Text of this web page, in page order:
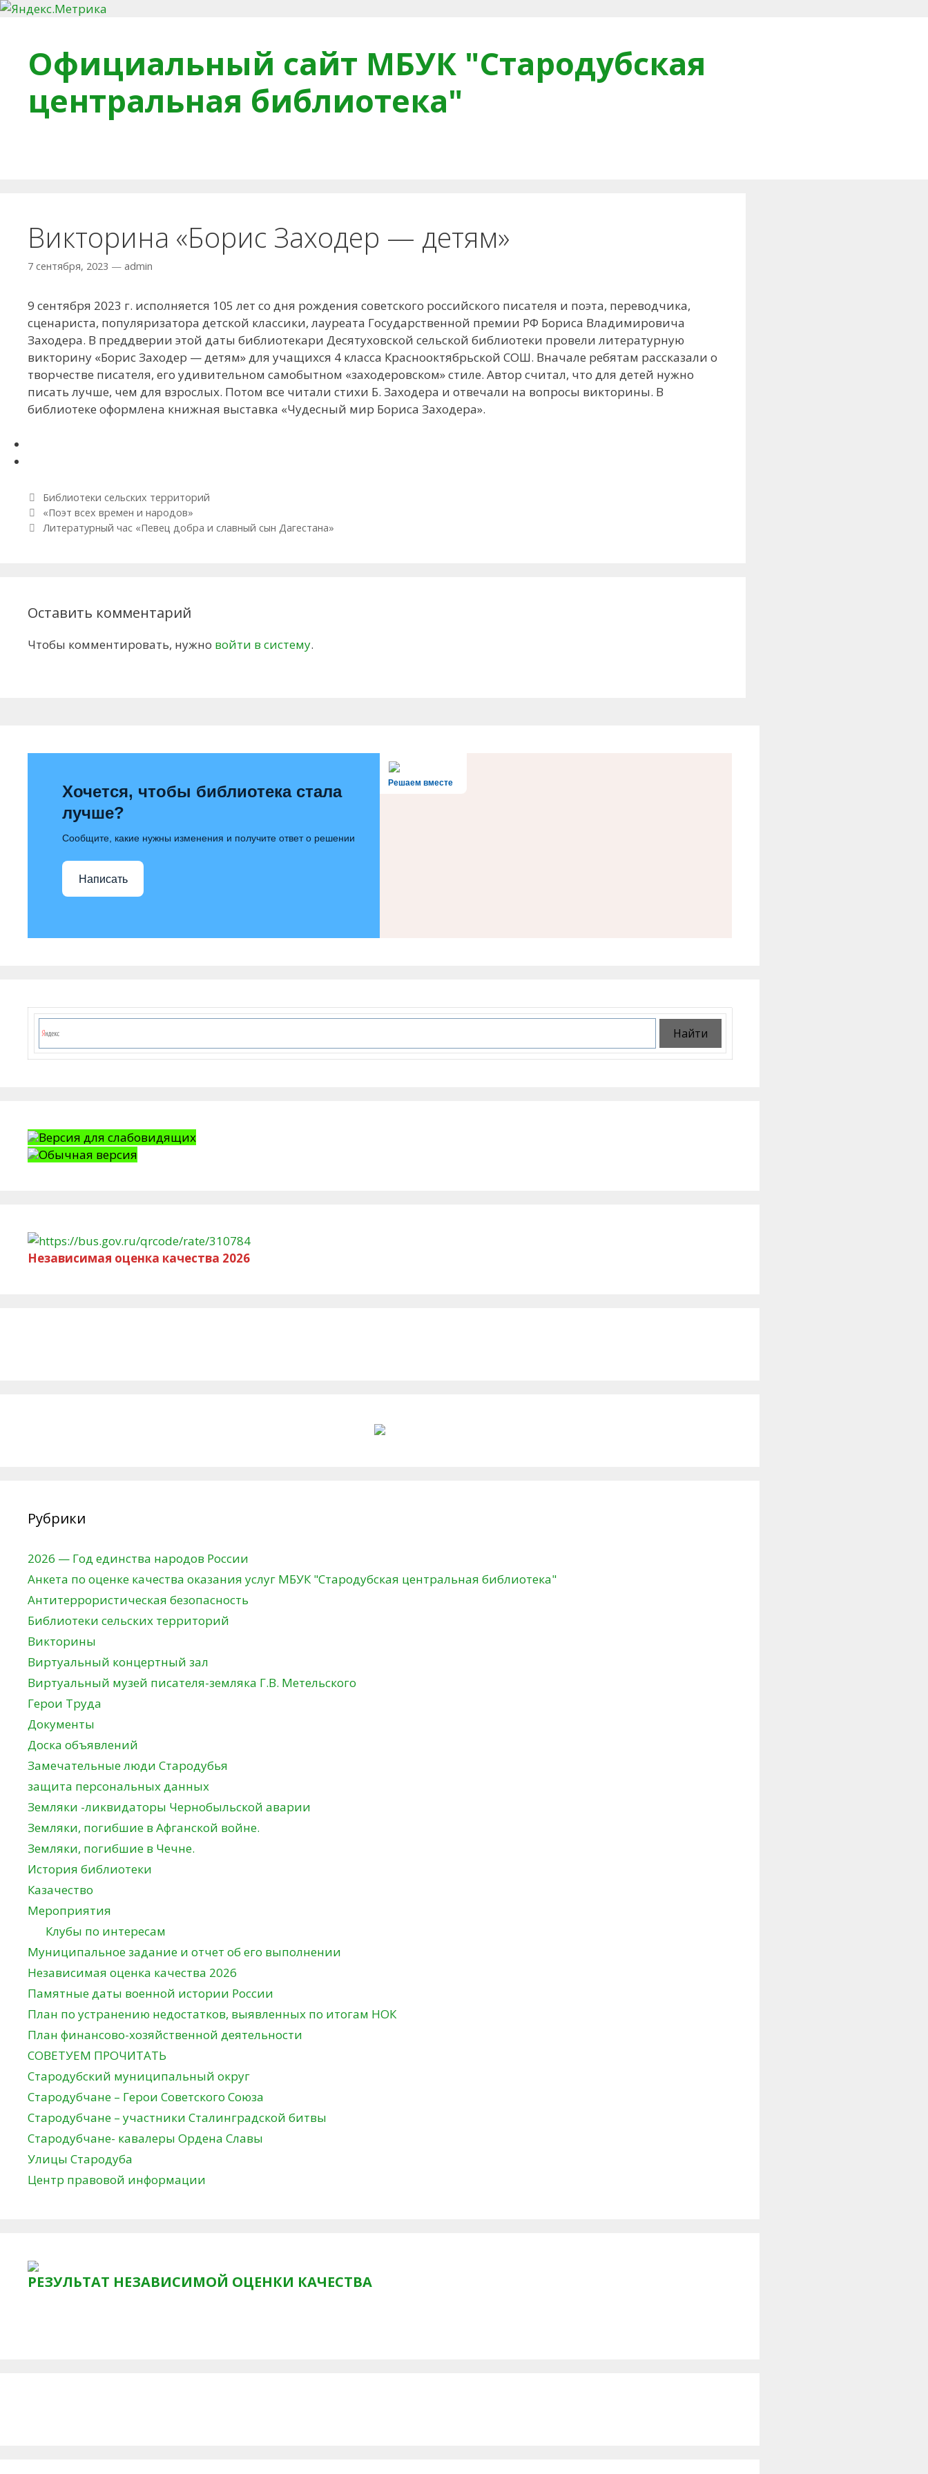
Официальный сайт МБУК "Стародубская
центральная библиотека"
Викторина «Борис Заходер — детям»
7 сентября, 2023 — admin
9 сентября 2023 г. исполняется 105 лет со дня рождения советского российского писателя и поэта, переводчика,
сценариста, популяризатора детской классики, лауреата Государственной премии РФ Бориса Владимировича
Заходера. В преддверии этой даты библиотекари Десятуховской сельской библиотеки провели литературную
викторину «Борис Заходер — детям» для учащихся 4 класса Краснооктябрьской СОШ. Вначале ребятам рассказали о
творчестве писателя, его удивительном самобытном «заходеровском» стиле. Автор считал, что для детей нужно
писать лучше, чем для взрослых. Потом все читали стихи Б. Заходера и отвечали на вопросы викторины. В
библиотеке оформлена книжная выставка «Чудесный мир Бориса Заходера».
Рубрики
Библиотеки сельских территорий
Навигация по записям
«Поэт всех времен и народов»
Литературный час «Певец добра и славный сын Дагестана»
Оставить комментарий
Чтобы комментировать, нужно войти в систему.
Решаем вместе
Хочется, чтобы библиотека стала
лучше?
Сообщите, какие нужны изменения и получите ответ о решении
Написать
Версия для слабовидящих
Обычная версия
Независимая оценка качества 2026
Рубрики
2026 — Год единства народов России
Анкета по оценке качества оказания услуг МБУК "Стародубская центральная библиотека"
Антитеррористическая безопасность
Библиотеки сельских территорий
Викторины
Виртуальный концертный зал
Виртуальный музей писателя-земляка Г.В. Метельского
Герои Труда
Документы
Доска объявлений
Замечательные люди Стародубья
защита персональных данных
Земляки -ликвидаторы Чернобыльской аварии
Земляки, погибшие в Афганской войне.
Земляки, погибшие в Чечне.
История библиотеки
Казачество
Мероприятия
Клубы по интересам
Муниципальное задание и отчет об его выполнении
Независимая оценка качества 2026
Памятные даты военной истории России
План по устранению недостатков, выявленных по итогам НОК
План финансово-хозяйственной деятельности
СОВЕТУЕМ ПРОЧИТАТЬ
Стародубский муниципальный округ
Стародубчане – Герои Советского Союза
Стародубчане – участники Сталинградской битвы
Стародубчане- кавалеры Ордена Славы
Улицы Стародуба
Центр правовой информации
РЕЗУЛЬТАТ НЕЗАВИСИМОЙ ОЦЕНКИ КАЧЕСТВА